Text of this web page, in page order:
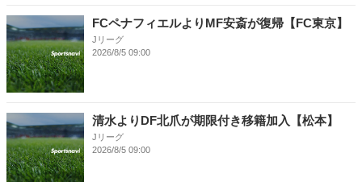
FCペナフィエルよりMF安斎が復帰【FC東京】
Jリーグ
2026/8/5 09:00
清水よりDF北爪が期限付き移籍加入【松本】
Jリーグ
2026/8/5 09:00